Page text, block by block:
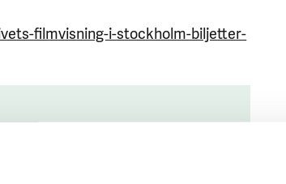
filmvisning-i-stockholm-biljetter-